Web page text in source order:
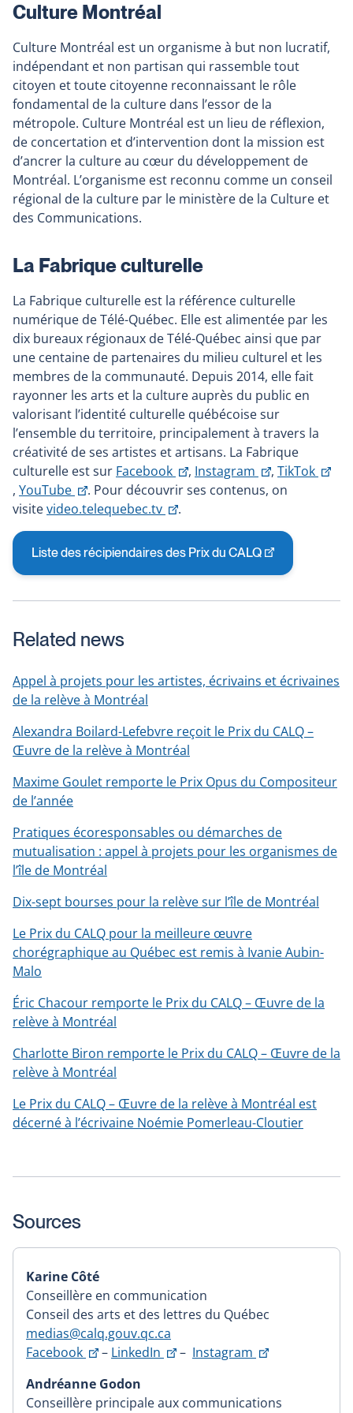
Culture Montréal
Culture Montréal est un organisme à but non lucratif,
indépendant et non partisan qui rassemble tout
citoyen et toute citoyenne reconnaissant le rôle
fondamental de la culture dans l’essor de la
métropole. Culture Montréal est un lieu de réflexion,
de concertation et d’intervention dont la mission est
d’ancrer la culture au cœur du développement de
Montréal. L’organisme est reconnu comme un conseil
régional de la culture par le ministère de la Culture et
des Communications.
La Fabrique culturelle
La Fabrique culturelle est la référence culturelle
numérique de Télé-Québec. Elle est alimentée par les
dix bureaux régionaux de Télé-Québec ainsi que par
une centaine de partenaires du milieu culturel et les
membres de la communauté. Depuis 2014, elle fait
rayonner les arts et la culture auprès du public en
valorisant l’identité culturelle québécoise sur
l’ensemble du territoire, principalement à travers la
créativité de ses artistes et artisans. La Fabrique
culturelle est sur Facebook
This
link
open
in
window
, Instagram
This
link
open
in
window
, TikTok
This
link
will
open
in
new
, YouTube
This
link
will
open
new
. Pour découvrir ses contenus, on
visitevideo.telequebec.tv
This
link
will
a
.
Liste des récipiendaires des Prix du CALQ
This
link
will
in
new
window
Related news
Appel à projets pour les artistes, écrivains et écrivaines
de la relève à Montréal
Alexandra Boilard-Lefebvre reçoit le Prix du CALQ –
Œuvre de la relève à Montréal
Maxime Goulet remporte le Prix Opus du Compositeur
de l’année
Pratiques écoresponsables ou démarches de
mutualisation : appel à projets pour les organismes de
l’île de Montréal
Dix-sept bourses pour la relève sur l’île de Montréal
Le Prix du CALQ pour la meilleure œuvre
chorégraphique au Québec est remis à Ivanie Aubin-
Malo
Éric Chacour remporte le Prix du CALQ – Œuvre de la
relève à Montréal
Charlotte Biron remporte le Prix du CALQ – Œuvre de la
relève à Montréal
Le Prix du CALQ – Œuvre de la relève à Montréal est
décerné à l’écrivaine Noémie Pomerleau-Cloutier
Sources
Karine Côté
Conseillère en communication
Conseil des arts et des lettres du Québec
medias@calq.gouv.qc.ca
Facebook
This
will
open
– LinkedIn
This
open
– Instagram
This
open
Andréanne Godon
Conseillère principale aux communications